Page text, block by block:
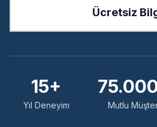
Ücretsiz
15+
Yıl Deneyim Mutlu